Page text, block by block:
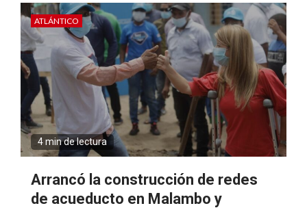
ATLÁNTICO
4 min de lectura
Arrancó la construcción de redes
de acueducto en Malambo y